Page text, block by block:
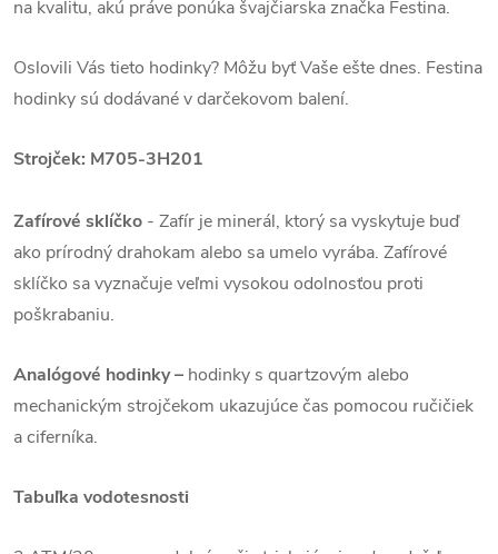
na kvalitu, akú práve ponúka švajčiarska značka Festina.
Oslovili Vás tieto hodinky? Môžu byť Vaše ešte dnes. Festina
hodinky sú dodávané v darčekovom balení.
Strojček: M705-3H201
Zafírové sklíčko - Zafír je minerál, ktorý sa vyskytuje buď
ako prírodný drahokam alebo sa umelo vyrába. Zafírové
sklíčko sa vyznačuje veľmi vysokou odolnosťou proti
poškrabaniu.
Analógové hodinky – hodinky s quartzovým alebo
mechanickým strojčekom ukazujúce čas pomocou ručičiek
a ciferníka.
Tabuľka vodotesnosti